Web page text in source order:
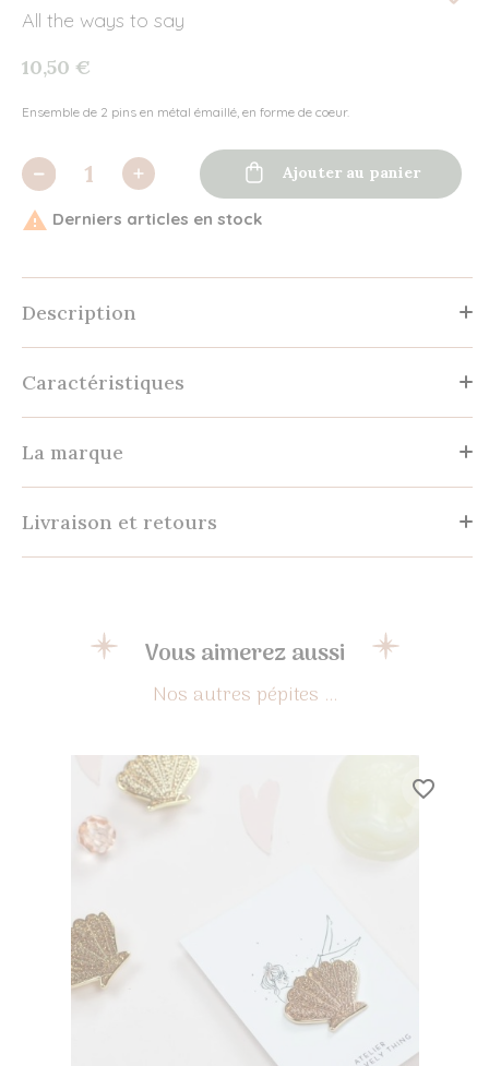
All the ways to say
10,50 €
Ensemble de 2 pins en métal émaillé, en forme de coeur.
 Ajouter au panier
 Derniers articles en stock
Description
Caractéristiques
La marque
Livraison et retours
Vous aimerez aussi
favorite_border